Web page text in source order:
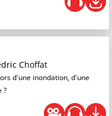
Choffat
d'une inondation, d'une
?